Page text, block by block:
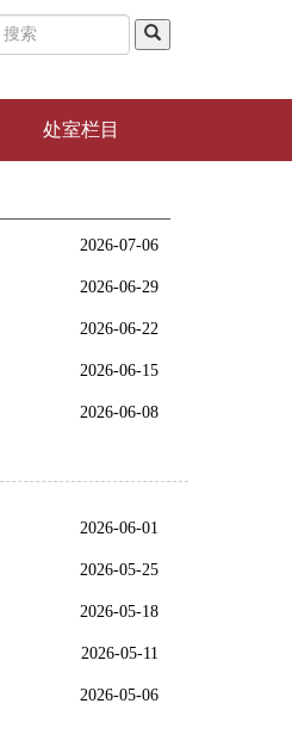
处室栏目
2026-07-06
2026-06-29
2026-06-22
2026-06-15
2026-06-08
2026-06-01
2026-05-25
2026-05-18
2026-05-11
2026-05-06